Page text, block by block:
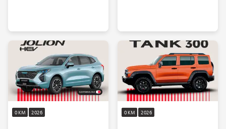
0 KM 2026 0 KM 2026